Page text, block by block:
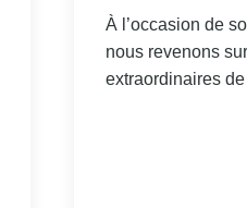
À l’occasion de
nous revenons
extraordinaires